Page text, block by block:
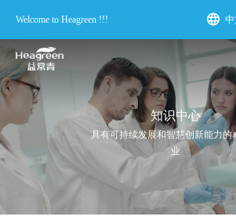
Welcome to Heagreen !!! 中
知识中心
具有可持续发展和智慧创新能力的
业